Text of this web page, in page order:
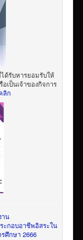
ด้รับหารยอมรับให้
เป็นเจ้าของกิจการ
ลิก
าน
ะกอบอาชีพอิสระใน
ศึกษา 2666